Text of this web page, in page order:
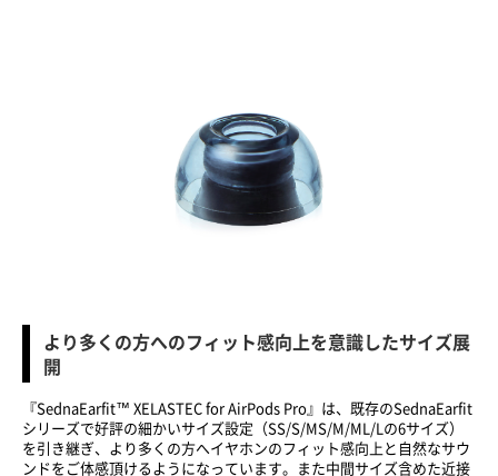
より多くの方へのフィット感向上を意識したサイズ展
開
『SednaEarfit™ XELASTEC for AirPods Pro』は、既存のSednaEarfit
シリーズで好評の細かいサイズ設定（SS/S/MS/M/ML/Lの6サイズ）
を引き継ぎ、より多くの方へイヤホンのフィット感向上と自然なサウ
ンドをご体感頂けるようになっています。また中間サイズ含めた近接